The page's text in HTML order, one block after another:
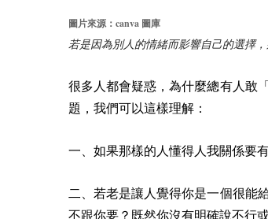
圖片來源： canva 圖庫
若是因為別人的情緒而影響自己的選擇
很多人都會疑惑，為什麼總有人敢
題，我們可以這樣理解：
一、如果那樣的人懂得人我關係要
二、若老是讓人覺得你是一個很能
不跟你要？既然你沒有明確說不行